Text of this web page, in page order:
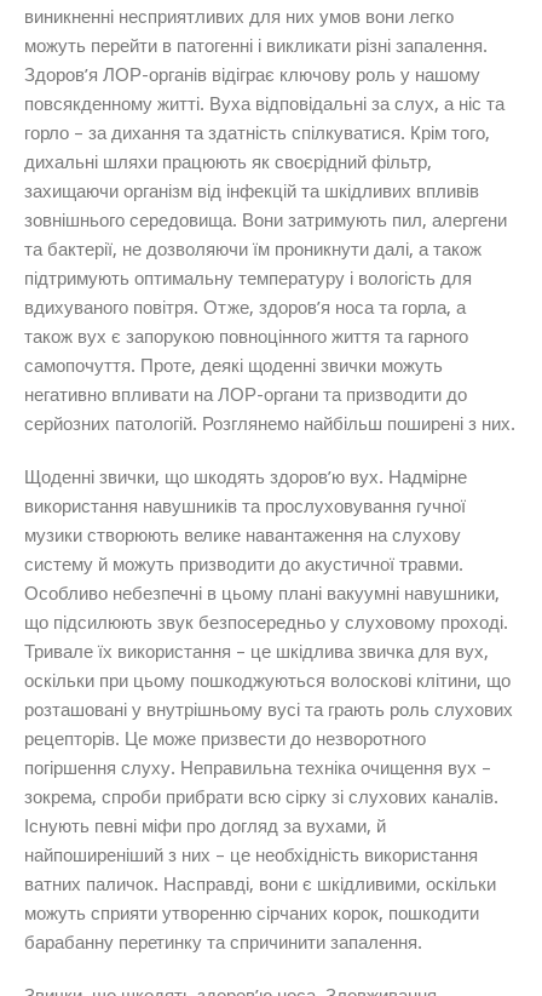
виникненні несприятливих для них умов вони легко
можуть перейти в патогенні і викликати різні запалення.
Здоров’я ЛОР-органів відіграє ключову роль у нашому
повсякденному житті. Вуха відповідальні за слух, а ніс та
горло – за дихання та здатність спілкуватися. Крім того,
дихальні шляхи працюють як своєрідний фільтр,
захищаючи організм від інфекцій та шкідливих впливів
зовнішнього середовища. Вони затримують пил, алергени
та бактерії, не дозволяючи їм проникнути далі, а також
підтримують оптимальну температуру і вологість для
вдихуваного повітря. Отже, здоров’я носа та горла, а
також вух є запорукою повноцінного життя та гарного
самопочуття. Проте, деякі щоденні звички можуть
негативно впливати на ЛОР-органи та призводити до
серйозних патологій. Розглянемо найбільш поширені з них.
Щоденні звички, що шкодять здоров’ю вух. Надмірне
використання навушників та прослуховування гучної
музики створюють велике навантаження на слухову
систему й можуть призводити до акустичної травми.
Особливо небезпечні в цьому плані вакуумні навушники,
що підсилюють звук безпосередньо у слуховому проході.
Тривале їх використання – це шкідлива звичка для вух,
оскільки при цьому пошкоджуються волоскові клітини, що
розташовані у внутрішньому вусі та грають роль слухових
рецепторів. Це може призвести до незворотного
погіршення слуху. Неправильна техніка очищення вух –
зокрема, спроби прибрати всю сірку зі слухових каналів.
Існують певні міфи про догляд за вухами, й
найпоширеніший з них – це необхідність використання
ватних паличок. Насправді, вони є шкідливими, оскільки
можуть сприяти утворенню сірчаних корок, пошкодити
барабанну перетинку та спричинити запалення.